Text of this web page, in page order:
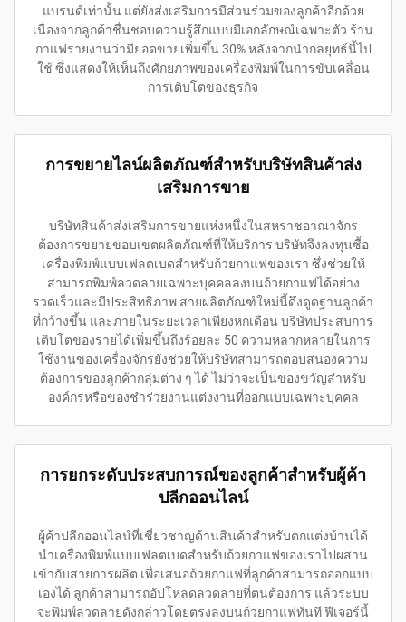
แบรนด์เท่านั้น แต่ยังส่งเสริมการมีส่วนร่วมของลูกค้าอีกด้วย
เนื่องจากลูกค้าชื่นชอบความรู้สึกแบบมีเอกลักษณ์เฉพาะตัว ร้าน
กาแฟรายงานว่ามียอดขายเพิ่มขึ้น 30% หลังจากนำกลยุทธ์นี้ไป
ใช้ ซึ่งแสดงให้เห็นถึงศักยภาพของเครื่องพิมพ์ในการขับเคลื่อน
การเติบโตของธุรกิจ
การขยายไลน์ผลิตภัณฑ์สำหรับบริษัทสินค้าส่ง
เสริมการขาย
บริษัทสินค้าส่งเสริมการขายแห่งหนึ่งในสหราชอาณาจักร
ต้องการขยายขอบเขตผลิตภัณฑ์ที่ให้บริการ บริษัทจึงลงทุนซื้อ
เครื่องพิมพ์แบบเฟลตเบดสำหรับถ้วยกาแฟของเรา ซึ่งช่วยให้
สามารถพิมพ์ลวดลายเฉพาะบุคคลลงบนถ้วยกาแฟได้อย่าง
รวดเร็วและมีประสิทธิภาพ สายผลิตภัณฑ์ใหม่นี้ดึงดูดฐานลูกค้า
ที่กว้างขึ้น และภายในระยะเวลาเพียงหกเดือน บริษัทประสบการ
เติบโตของรายได้เพิ่มขึ้นถึงร้อยละ 50 ความหลากหลายในการ
ใช้งานของเครื่องจักรยังช่วยให้บริษัทสามารถตอบสนองความ
ต้องการของลูกค้ากลุ่มต่าง ๆ ได้ ไม่ว่าจะเป็นของขวัญสำหรับ
องค์กรหรือของชำร่วยงานแต่งงานที่ออกแบบเฉพาะบุคคล
การยกระดับประสบการณ์ของลูกค้าสำหรับผู้ค้า
ปลีกออนไลน์
ผู้ค้าปลีกออนไลน์ที่เชี่ยวชาญด้านสินค้าสำหรับตกแต่งบ้านได้
นำเครื่องพิมพ์แบบเฟลตเบดสำหรับถ้วยกาแฟของเราไปผสาน
เข้ากับสายการผลิต เพื่อเสนอถ้วยกาแฟที่ลูกค้าสามารถออกแบบ
เองได้ ลูกค้าสามารถอัปโหลดลวดลายที่ตนต้องการ แล้วระบบ
จะพิมพ์ลวดลายดังกล่าวโดยตรงลงบนถ้วยกาแฟทันที ฟีเจอร์นี้